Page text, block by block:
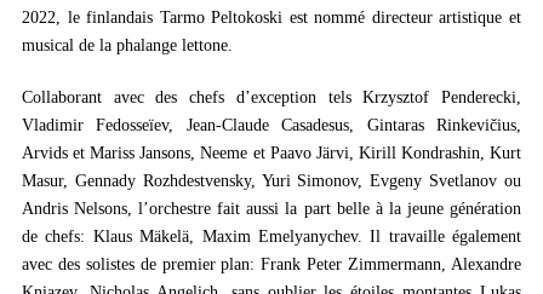
2022, le finlandais Tarmo Peltokoski est nommé directeur artistique et
musical de la phalange lettone.
Collaborant avec des chefs d’exception tels Krzysztof Penderecki,
Vladimir Fedosseïev, Jean-Claude Casadesus, Gintaras Rinkevičius,
Arvids et Mariss Jansons, Neeme et Paavo Järvi, Kirill Kondrashin, Kurt
Masur, Gennady Rozhdestvensky, Yuri Simonov, Evgeny Svetlanov ou
Andris Nelsons, l’orchestre fait aussi la part belle à la jeune génération
de chefs: Klaus Mäkelä, Maxim Emelyanychev. Il travaille également
avec des solistes de premier plan: Frank Peter Zimmermann, Alexandre